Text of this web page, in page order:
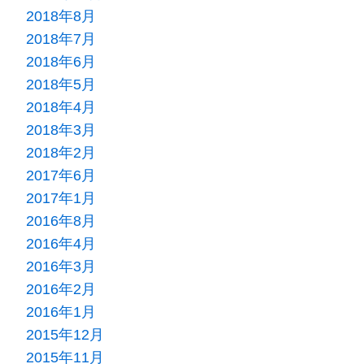
2018年8月
2018年7月
2018年6月
2018年5月
2018年4月
2018年3月
2018年2月
2017年6月
2017年1月
2016年8月
2016年4月
2016年3月
2016年2月
2016年1月
2015年12月
2015年11月